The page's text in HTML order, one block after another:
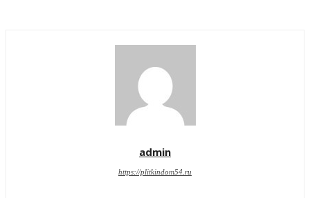
admin
https://plitkindom54.ru